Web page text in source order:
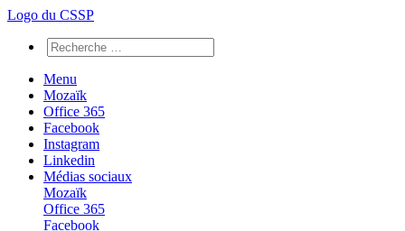
Logo du CSSP
Menu
Mozaïk
Office 365
Facebook
Instagram
Linkedin
Médias sociaux
Mozaïk
Office 365
Facebook